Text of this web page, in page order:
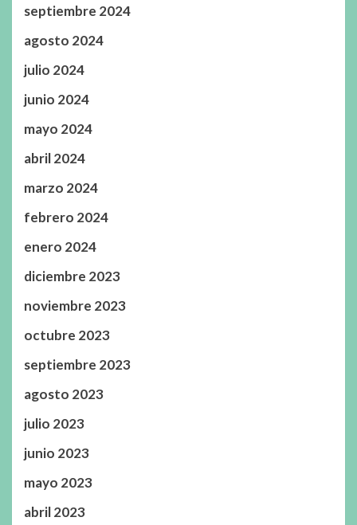
septiembre 2024
agosto 2024
julio 2024
junio 2024
mayo 2024
abril 2024
marzo 2024
febrero 2024
enero 2024
diciembre 2023
noviembre 2023
octubre 2023
septiembre 2023
agosto 2023
julio 2023
junio 2023
mayo 2023
abril 2023